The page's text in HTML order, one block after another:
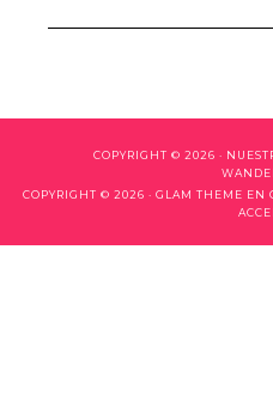
COPYRIGHT © 2026 ·
COPYRIGHT © 2026 · GLAM THEME EN